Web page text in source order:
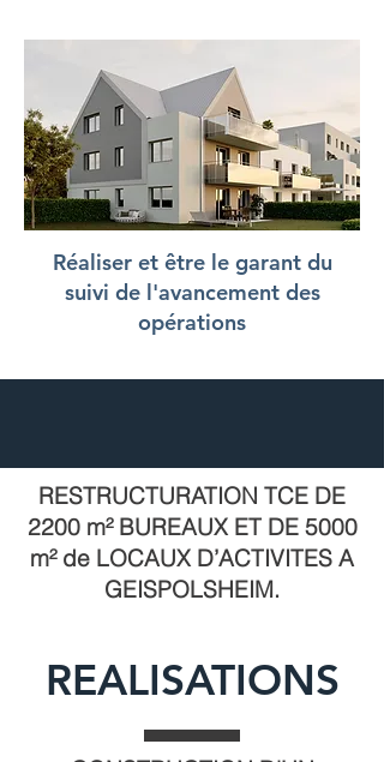
Réaliser et être le garant du
suivi de l'avancement des
opérations
RESTRUCTURATION TCE DE
2200 m² BUREAUX ET DE 5000
m² de LOCAUX D’ACTIVITES A
GEISPOLSHEIM.
REALISATIONS